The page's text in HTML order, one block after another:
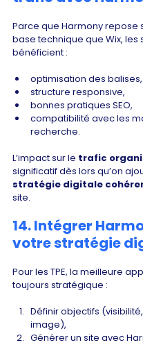
Parce que Harmony repose
base technique que Wix, les
bénéficient :
optimisation des balises,
structure responsive,
bonnes pratiques SEO,
compatibilité avec les
recherche.
L’impact sur le trafic
significatif dès lors qu’on
stratégie digitale
site.
14. Intégrer
votre stratégie
Pour les TPE, la meilleure
toujours stratégique :
Définir objectifs
image),
Générer un site avec